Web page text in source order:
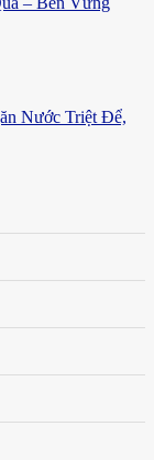
Nước Triệt Để,